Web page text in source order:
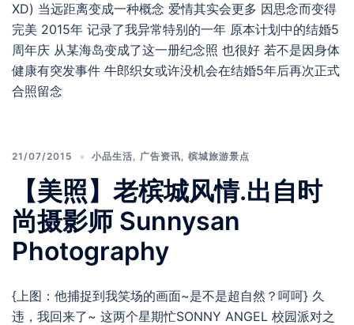
XD) 当远距离变成一种概念 爱情其实会更多 因思念而变得
完美 2015年 记录了我异常特别的一年 原本计划中的结婚5
周年庆 从某海岛变成了这一册纪念照 也很好 若不是因身体
健康有突发事件 牛郎织女或许没机会在结婚5年后再次正式
合照留念
21/07/2015 小品生活, 广告资讯, 槟城旅游景点
【美照】老槟城风情.出自时
尚摄影师 Sunnysan
Photography
{上图：他捕捉到我笑场的画面~是不是超自然？呵呵} 久
违，我回来了~ 这两个星期忙SONNY ANGEL 校园派对之